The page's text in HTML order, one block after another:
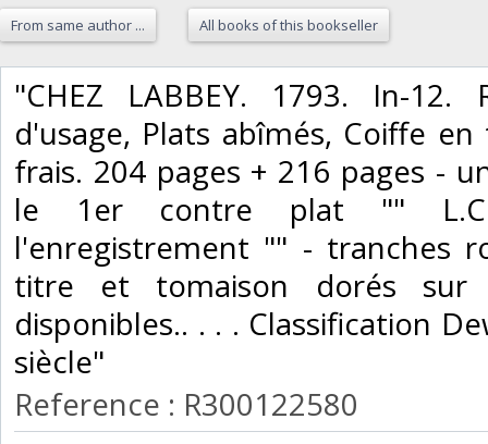
From same author ... All books of this bookseller
‎"CHEZ LABBEY. 1793. In-
d'usage, Plats abîmés, Coiffe
frais. 204 pages + 216 pages -
le 1er contre plat ""
l'enregistrement "" - tranches
titre et tomaison dorés
disponibles.. . . . Classification
siècle"‎
Reference : R300122580